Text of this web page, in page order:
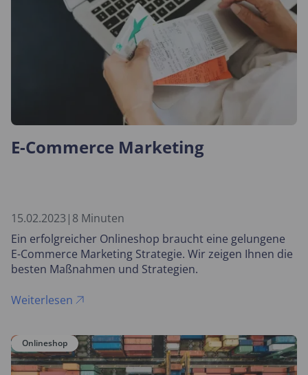
E-Commerce Marketing
15.02.2023 | 8 Minuten
Ein erfolgreicher Onlineshop braucht eine gelungene
E-Commerce Marketing Strategie. Wir zeigen Ihnen die
besten Maßnahmen und Strategien.
Weiterlesen
Onlineshop